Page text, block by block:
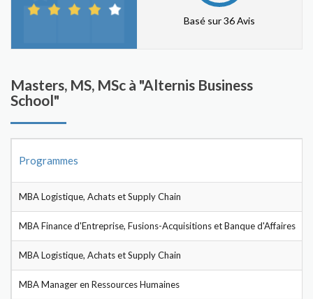
Basé sur 36 Avis
Masters, MS, MSc à "Alternis Business
School"
Programmes
MBA Logistique, Achats et Supply Chain
MBA Finance d'Entreprise, Fusions-Acquisitions et Banque d'Affaires
MBA Logistique, Achats et Supply Chain
MBA Manager en Ressources Humaines